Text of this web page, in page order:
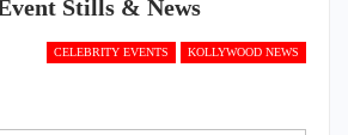
Stills & News
CELEBRITY EVENTS KOLLYWOOD NEWS